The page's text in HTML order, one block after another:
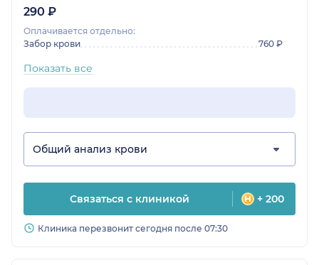
290 ₽
Оплачивается отдельно:
Забор крови
760 ₽
Показать все
Общий анализ крови
Связаться с клиникой + 200
Клиника перезвонит сегодня после 07:30